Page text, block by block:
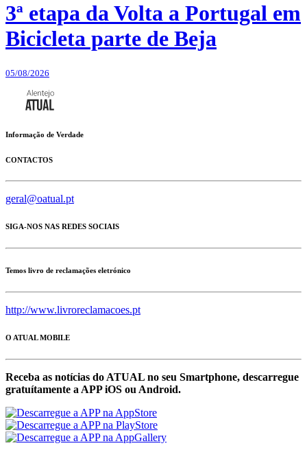
3ª etapa da Volta a Portugal em
Bicicleta parte de Beja
05/08/2026
Informação de Verdade
CONTACTOS
geral@oatual.pt
SIGA-NOS NAS REDES SOCIAIS
Temos livro de reclamações eletrónico
http://www.livroreclamacoes.pt
O ATUAL MOBILE
Receba as notícias do ATUAL no seu Smartphone, descarregue
gratuítamente a APP iOS ou Android.